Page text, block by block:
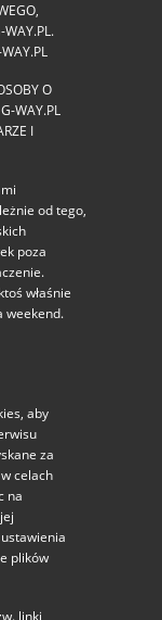
WAY.PL.
O
WAY.PL
I
od tego,
poza
właśnie
weekend.
aby
za
celach
na
plików
linki